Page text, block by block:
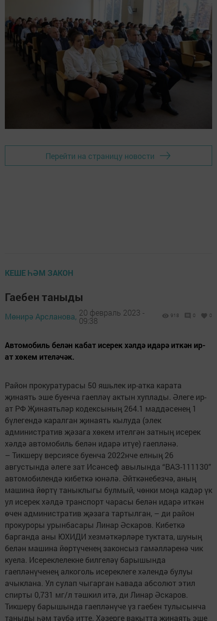
Перейти на страницу новости
КЕШЕ ҺӘМ ЗАКОН
Гаебен таныды
Мөнирә Арсланова, 20 февраль 2023 -
09:38
918 0 0
Автомобиль белән кабат исерек хәлдә идарә иткән ир-
ат хөкем ителәчәк.
Район прокуратурасы 50 яшьлек ир-атка карата
җинаять эше буенча гаепләү актын хуплады. Әлеге ир-
ат РФ Җинаятьләр кодексының 264.1 маддәсенең 1
бүлегендә каралган җинаять кылуда (элек
административ җәзага хөкем ителгән затның исерек
хәлдә автомобиль белән идарә итүе) гаепләнә.
– Тикшерү версиясе буенча 2022нче елның 26
августында әлеге зат Исәнсеф авылында “ВАЗ-111130”
автомобилендә кибеткә юнәлә. Әйткәнебезчә, аның
машина йөртү таныклыгы булмый, чөнки моңа кадәр үк
ул исерек хәлдә транспорт чарасы белән идарә иткән
өчен административ җәзага тартылган, – ди район
прокуроры урынбасары Линар Әскаров. Кибеткә
барганда аны ЮХИДИ хезмәткәрләре туктата, шуның
белән машина йөртүченең законсыз гамәлләренә чик
куела. Исереклелекне билгеләү барышында
гаепләнүченең алкоголь исереклеге хәлендә булуы
ачыклана. Ул сулап чыгарган һавада абсолют этил
спирты 0,731 мг/л тәшкил итә, ди Линар Әскаров.
Тикшерү барышында гаепләнүче үз гаебен тулысынча
таныды һәм тәүбә итте. Хәзерге вакытта җинаять эше